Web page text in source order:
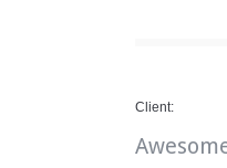
Client: